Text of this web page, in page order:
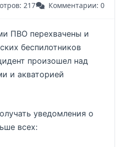
217 Комментарии: 0
ПВО перехвачены и
беспилотников
произошел над
и акваторией
уведомления о
всех: